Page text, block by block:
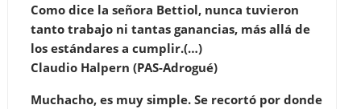
Como dice la señora Bettiol, nunca tuvieron
tanto trabajo ni tantas ganancias, más allá de
los estándares a cumplir.(…)
Claudio Halpern (PAS-Adrogué)
Muchacho, es muy simple. Se recortó por donde